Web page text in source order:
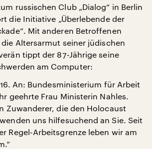
russischen Club „Dialog“ in Berlin
die Initiative „Überlebende der
Mit anderen Betroffenen
Altersarmut seiner jüdischen
tippt der 87-Jährige seine
am Computer:
An: Bundesministerium für Arbeit
geehrte Frau Ministerin Nahles.
Zuwanderer, die den Holocaust
uns hilfesuchend an Sie. Seit
Regel-Arbeitsgrenze leben wir am